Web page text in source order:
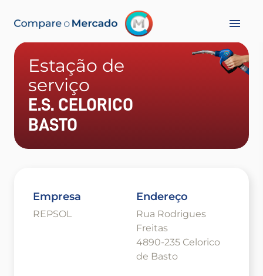
Estação de
serviço
E.S. CELORICO
BASTO
Empresa
REPSOL
Endereço
Rua Rodrigues
Freitas
4890-235 Celorico
de Basto